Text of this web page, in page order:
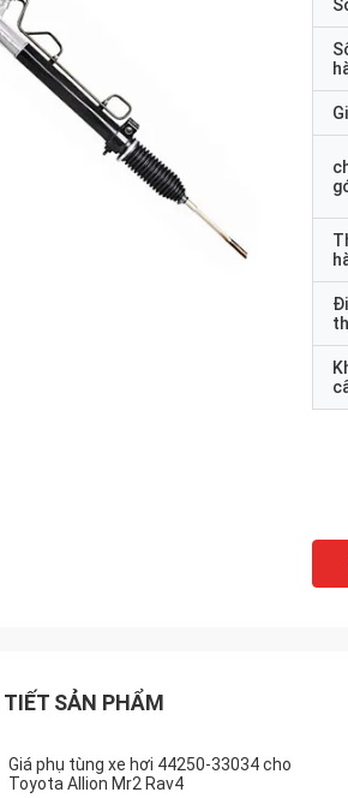
SẢN PHẨM
Giá phụ tùng xe hơi 44250-33034 cho
Toyota Allion Mr2 Rav4